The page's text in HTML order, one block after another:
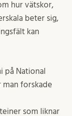
hur vätskor,
beter sig,
kan
på National
man forskade
som liknar